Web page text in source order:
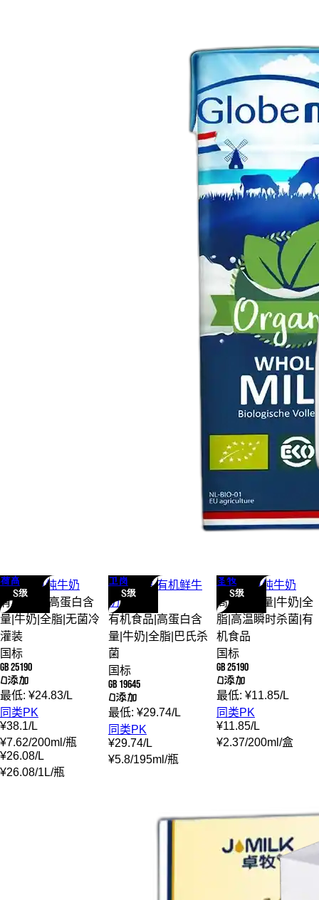
荷高
S级
荷高 有机纯牛奶
有机食品
高蛋白含
量 牛奶 全脂 无菌冷
灌装
国标
GB 25190
0添加
最低: ¥24.83/L
同类PK
¥38.1/L
¥7.62/200ml /瓶
¥26.08/L
¥26.08/1L/瓶
卫岗
S级
卫岗 至淳 有机鲜牛
奶
有机食品 高蛋白含
量 牛奶 全脂 巴氏杀
菌
国标
GB 19645
0添加
最低: ¥29.74/L
同类PK
¥29.74/L
¥5.8/195ml /瓶
圣牧
S级
圣牧 有机纯牛奶
高蛋白含量 牛奶 全
脂 高温瞬时杀菌 有
机食品
国标
GB 25190
0添加
最低: ¥11.85/L
同类PK
¥11.85/L
¥2.37/200ml /盒